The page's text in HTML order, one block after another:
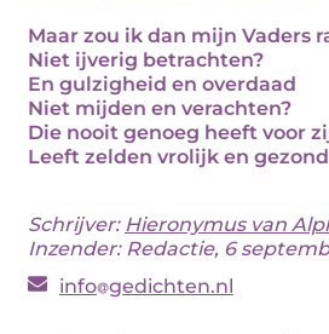
Maar zou ik dan mijn Vaders
Niet ijverig betrachten?
En gulzigheid en overdaad
Niet mijden en verachten?
Die nooit genoeg heeft voor
Leeft zelden vrolijk en
Schrijver: Hieronymus van
Inzender: Redactie, 6
info gedichten.nl